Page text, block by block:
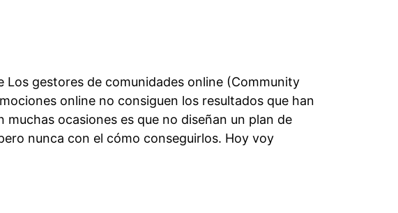
gestores de comunidades online (Community
online no consiguen los resultados que han
ocasiones es que no diseñan un plan de
nunca con el cómo conseguirlos. Hoy voy